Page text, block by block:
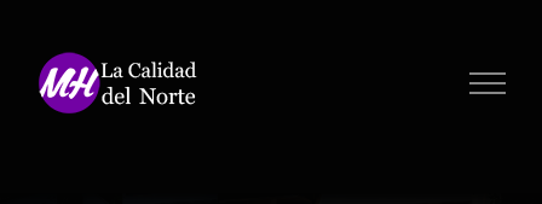
contenido